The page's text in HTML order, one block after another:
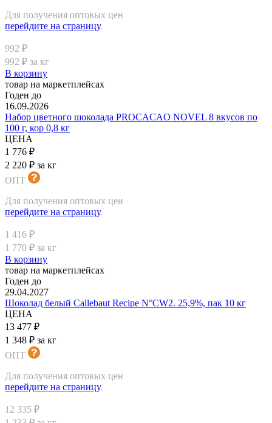
Для получения оптовых цен
перейдите на страницу.
992 ₽
992 ₽ за кг
В корзину
товар на маркетплейсах
Годен до
16.09.2026
Набор цветного шоколада PROCACAO NOVEL 8 вкусов по
100 г, кор 0,8 кг
ЦЕНА
1 776 ₽
2 220 ₽ за кг
ОПТ
Для получения оптовых цен
перейдите на страницу.
1 416 ₽
1 770 ₽ за кг
В корзину
товар на маркетплейсах
Годен до
29.04.2027
Шоколад белый Callebaut Recipe N°CW2. 25,9%, пак 10 кг
ЦЕНА
13 477 ₽
1 348 ₽ за кг
ОПТ
Для получения оптовых цен
перейдите на страницу.
12 335 ₽